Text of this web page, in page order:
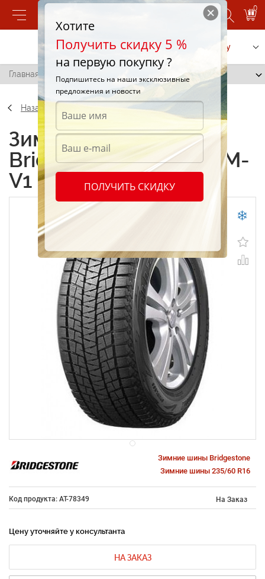
0
Позвонить Заказать услугу
Главная / Bridgestone Blizzak DM-V1 235/60 R16 100R
Назад
Зимние шины
Bridgestone Blizzak DM-
V1 235/60 R16 100R
Зимние шины Bridgestone
Зимние шины 235/60 R16
Код продукта: AT-78349 На Заказ
Цену уточняйте у консультанта
НА ЗАКАЗ
Хотите
Получить скидку 5 %
на первую покупку ?
Подпишитесь на наши эксклюзивные
предложения и новости
ПОЛУЧИТЬ СКИДКУ